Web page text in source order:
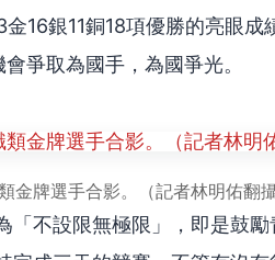
16銀11銅18項優勝的亮眼成
爭取為國手，為國爭光。
牌選手合影。（記者林明佑翻攝
「不設限無極限」，即是鼓